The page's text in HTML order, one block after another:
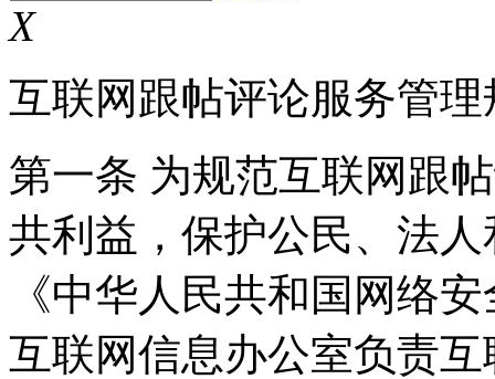
X
互联网跟帖评论服务管理
第一条 为规范互联网跟
共利益，保护公民、法
《中华人民共和国网络
互联网信息办公室负责